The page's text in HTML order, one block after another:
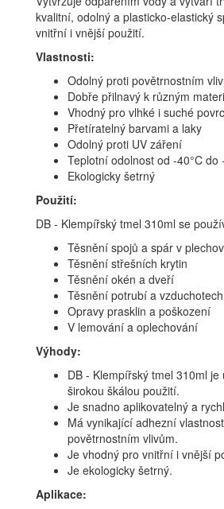
kvalitní, odolný a plasticko-elastický
vnitřní i vnější použití.
Vlastnosti:
Odolný proti povětrnostním
Dobře přilnavý k různým
Vhodný pro vlhké i suché
Přetíratelný barvami a laky
Odolný proti UV záření
Teplotní odolnost od -40°C do
Ekologicky šetrný
Použití:
DB - Klempířský tmel 310ml se
Těsnění spojů a spár v
Těsnění střešních krytin
Těsnění okén a dveří
Těsnění potrubí a
Opravy prasklin a poškození
V lemování a oplechování
Výhody:
DB - Klempířský tmel 310ml
širokou škálou použití.
Je snadno aplikovatelný a
Má vynikající adhezní
povětrnostním vlivům.
Je vhodný pro vnitřní i vnější
Je ekologicky šetrný.
Aplikace: